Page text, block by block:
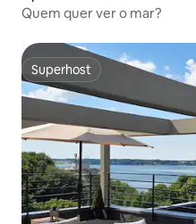
Quem quer ver o mar?
Superhost
Superhost